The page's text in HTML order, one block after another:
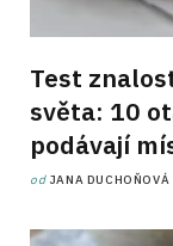
Test
světa: 10
podávají
od JANA DUCHOŇOVÁ